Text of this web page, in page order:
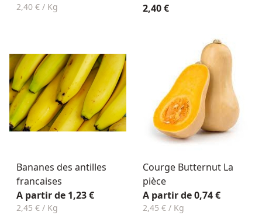
2,40 € / Kg
2,40 €
Bananes des antilles
francaises
A partir de 1,23 €
2,45 € / Kg
Courge Butternut La
pièce
A partir de 0,74 €
2,45 € / Kg